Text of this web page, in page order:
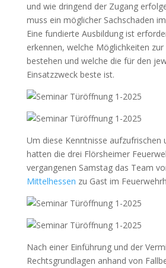
und wie dringend der Zugang
muss ein möglicher Sachschaden
Eine fundierte Ausbildung ist
erkennen, welche Möglichkeiten
bestehen und welche die für den
Einsatzzweck beste ist.
Um diese Kenntnisse aufzufrischen
hatten die drei Flörsheimer
vergangenen Samstag das Team
Mittelhessen zu Gast im
Nach einer Einführung und der
Rechtsgrundlagen anhand von